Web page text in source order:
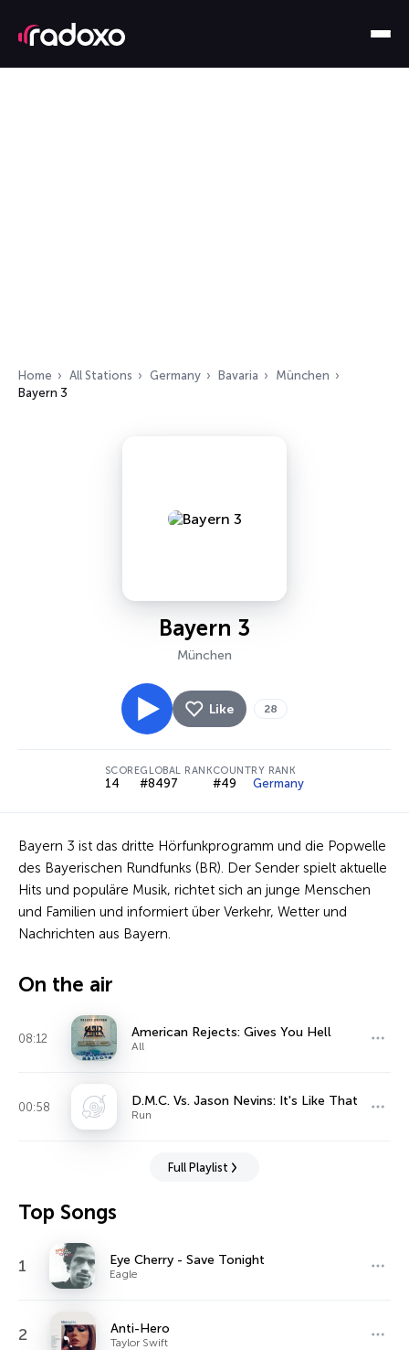
Home All Stations Germany Bavaria
München
Bayern 3
Bayern 3
München
Like 28
SCORE
14
GLOBAL RANK
#8497
COUNTRY RANK
#49 Germany
Bayern 3 ist das dritte Hörfunkprogramm und die Popwelle
des Bayerischen Rundfunks (BR). Der Sender spielt aktuelle
Hits und populäre Musik, richtet sich an junge Menschen
und Familien und informiert über Verkehr, Wetter und
Nachrichten aus Bayern.
On the air
08:12 American Rejects: Gives You Hell
All
00:58 D.M.C. Vs. Jason Nevins: It's Like That
Run
Full Playlist
Top Songs
1 Eye Cherry - Save Tonight
Eagle
2 Anti-Hero
Taylor Swift